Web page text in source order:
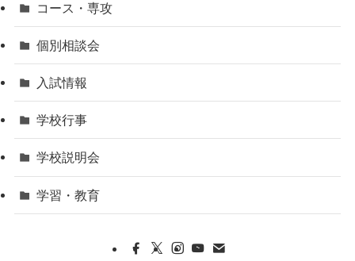
コース・専攻
個別相談会
入試情報
学校行事
学校説明会
学習・教育